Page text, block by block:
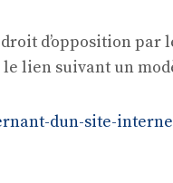
d’opposition par
lien suivant un
dun-site-